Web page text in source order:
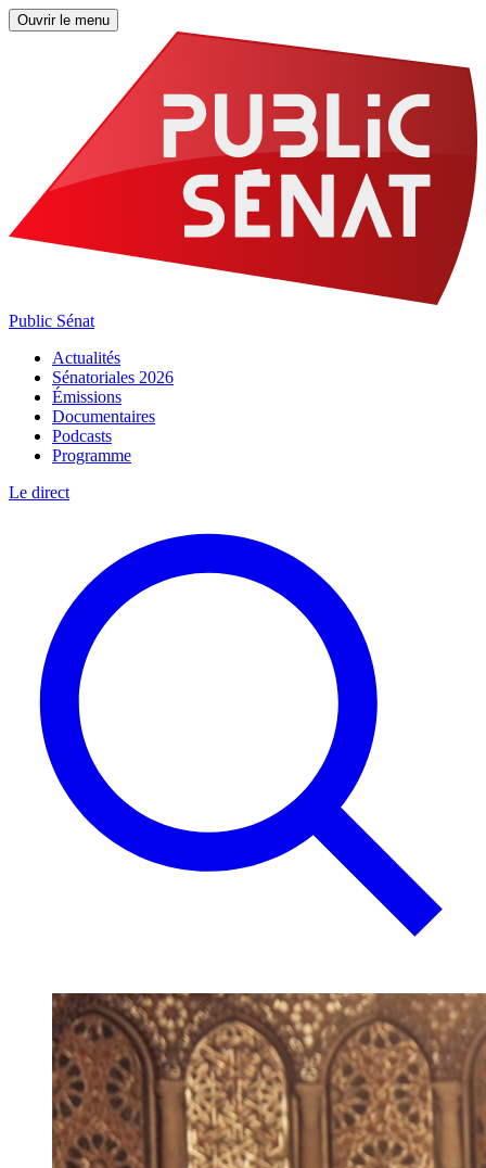
Ouvrir le menu
Public Sénat
Actualités
Sénatoriales 2026
Émissions
Documentaires
Podcasts
Programme
Le direct